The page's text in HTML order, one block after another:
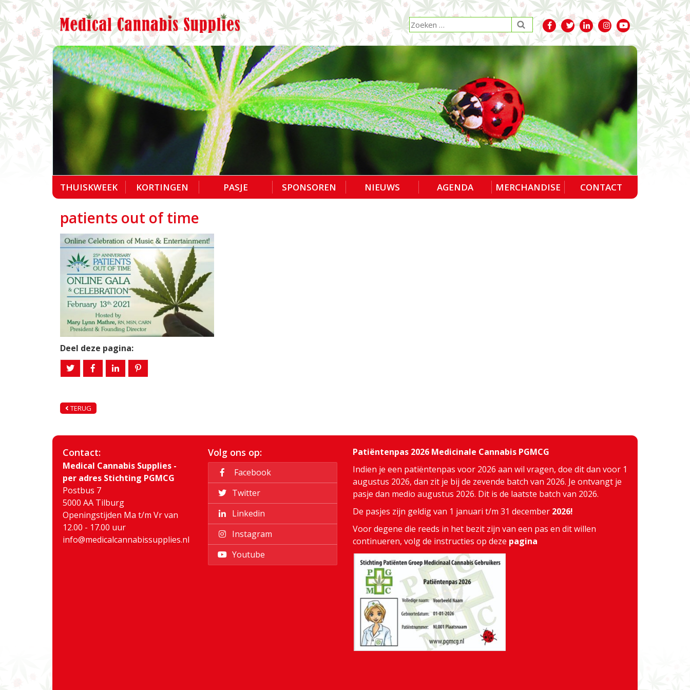
THUISKWEEK KORTINGEN PASJE SPONSOREN NIEUWS AGENDA MERCHANDISE CONTACT
patients out of time
Deel deze pagina:
TERUG
Contact:
Medical Cannabis Supplies -
per adres Stichting PGMCG
Postbus 7
5000 AA Tilburg
Openingstijden Ma t/m Vr van
12.00 - 17.00 uur
info@medicalcannabissupplies.nl
Volg ons op:
Facebook
Twitter
Linkedin
Instagram
Youtube
Patiëntenpas 2026 Medicinale Cannabis PGMCG
Indien je een patiëntenpas voor 2026 aan wil vragen, doe dit dan voor 1
augustus 2026, dan zit je bij de zevende batch van 2026. Je ontvangt je
pasje dan medio augustus 2026. Dit is de laatste batch van 2026.
De pasjes zijn geldig van 1 januari t/m 31 december 2026!
Voor degene die reeds in het bezit zijn van een pas en dit willen
continueren, volg de instructies op deze pagina